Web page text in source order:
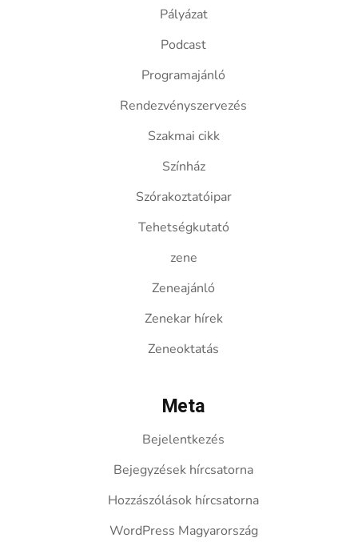
Pályázat
Podcast
Programajánló
Rendezvényszervezés
Szakmai cikk
Színház
Szórakoztatóipar
Tehetségkutató
zene
Zeneajánló
Zenekar hírek
Zeneoktatás
Meta
Bejelentkezés
Bejegyzések hírcsatorna
Hozzászólások hírcsatorna
WordPress Magyarország